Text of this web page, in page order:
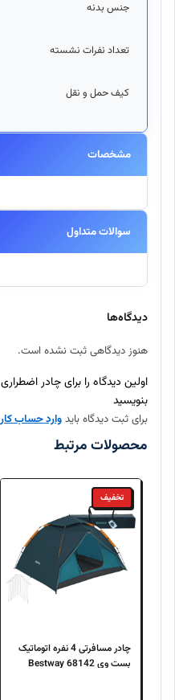
جنس بدنه
تعداد نفرات نشسته
کیف حمل و نقل
مشخصات
سوالات متداول
آیا این محصول اورجینال است؟
بله، تمامی محصولات موجود در
ارسال سفارش چند روز طول
آیا امکان بازگرداندن کالا وجود
دیدگاه‌ها
هنوز دیدگاهی ثبت نشده است.
بنویسید
برای ثبت دیدگاه بایدوارد حساب
محصولات مرتبط
تخفیف
چادر مسافرتی 4 نفره اتوماتیک
بست وی 68142 Bestway